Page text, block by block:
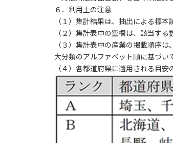
６．利用上の注意
（１）集計結果は、抽出による標本
（２）集計表中の空欄は、該当する
（３）集計表中の産業の掲載順序
大分類のアルファベット順に基づい
（４）各都道府県に適用される目安